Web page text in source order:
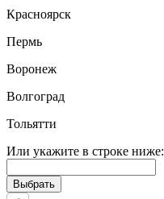
Красноярск
Пермь
Воронеж
Волгоград
Тольятти
Или укажите в строке ниже: